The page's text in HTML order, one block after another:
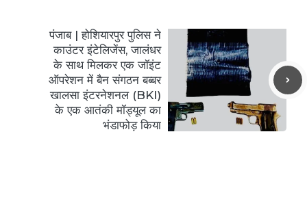
पंजाब | होशियारपुर पुलिस ने
काउंटर इंटेलिजेंस, जालंधर
के साथ मिलकर एक जॉइंट
ऑपरेशन में बैन संगठन बब्बर
खालसा इंटरनेशनल (BKI)
के एक आतंकी मॉड्यूल का
भंडाफोड़ किया